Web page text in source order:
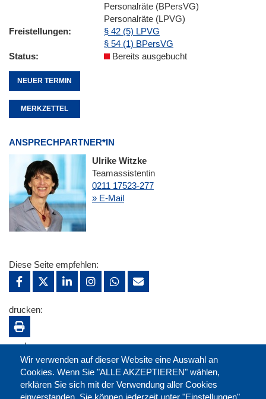
Personalräte (BPersVG)
Personalräte (LPVG)
Freistellungen
§ 42 (5) LPVG
§ 54 (1) BPersVG
Status
Bereits ausgebucht
NEUER TERMIN
MERKZETTEL
ANSPRECHPARTNER*IN
Ulrike Witzke
Teamassistentin
0211 17523-277
» E-Mail
Wir verwenden auf dieser Website eine Auswahl an
Cookies. Wenn Sie "ALLE AKZEPTIEREN" wählen,
erklären Sie sich mit der Verwendung aller Cookies
einverstanden. Sie können jederzeit unter "Einstellungen"
Diese Seite empfehlen:
drucken:
merken: